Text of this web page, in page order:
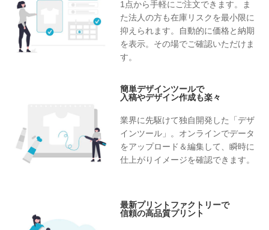
1点から手軽にご注文できます。ま
た法人の方も在庫リスクを最小限に
抑えられます。自動的に価格と納期
を表示。その場でご確認いただけま
す。
簡単デザインツールで
入稿やデザイン作成も楽々
業界に先駆けて独自開発した「デザ
インツール」。オンラインでデータ
をアップロード＆編集して、瞬時に
仕上がりイメージを確認できます。
最新プリントファクトリーで
信頼の高品質プリント